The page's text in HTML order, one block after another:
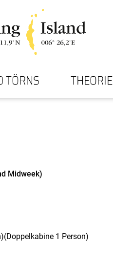
TÖRNS THEORIE
Midweek)
1 Person)